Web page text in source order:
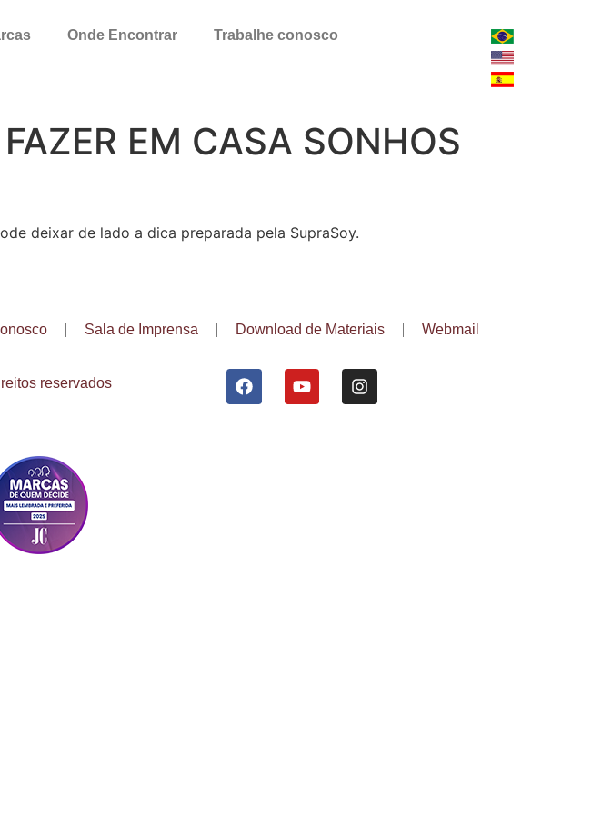
Onde Encontrar Trabalhe conosco
EM CASA SONHOS
deixar de lado a dica preparada pela SupraSoy.
Sala de Imprensa Download de Materiais Webmail
reservados